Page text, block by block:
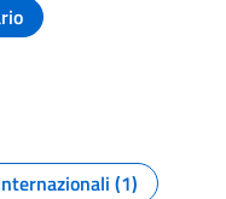
(1)